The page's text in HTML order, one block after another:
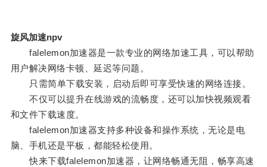
旋风加速npv
falelemon加速器是一款专业的网络加速工具，可以帮助
用户解决网络卡顿、延迟等问题。
只需简单下载安装，启动后即可享受快速的网络连接。
不仅可以提升在线游戏的流畅度，还可以加快视频观看
和文件下载速度。
falelemon加速器支持多种设备和操作系统，无论是电
脑、手机还是平板，都能轻松使用。
快来下载falelemon加速器，让网络畅通无阻，畅享高速